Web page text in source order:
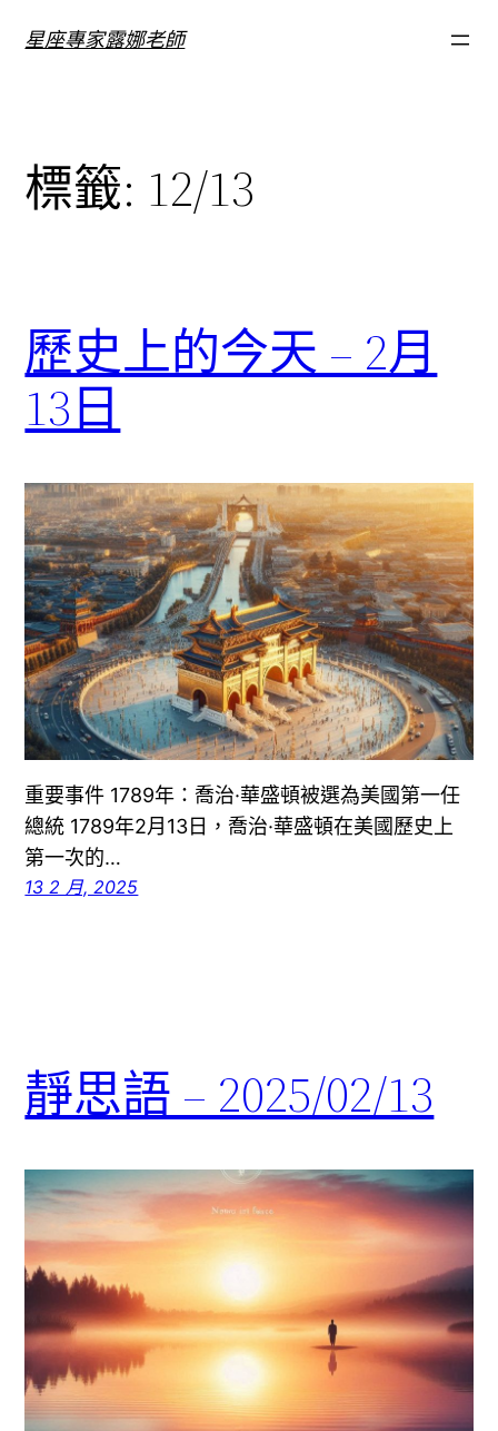
星座專家露娜老師
標籤: 12/13
歷史上的今天 – 2月
13日
重要事件 1789年：喬治·華盛頓被選為美國第一任
總統 1789年2月13日，喬治·華盛頓在美國歷史上
第一次的…
13 2 月, 2025
靜思語 – 2025/02/13